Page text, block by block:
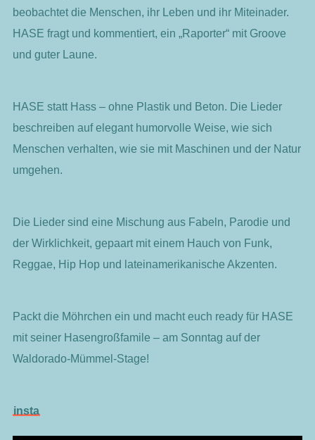
beobachtet die Menschen, ihr Leben und ihr Miteinader.
HASE fragt und kommentiert, ein „Raporter“ mit Groove
und guter Laune.
HASE statt Hass – ohne Plastik und Beton. Die Lieder
beschreiben auf elegant humorvolle Weise, wie sich
Menschen verhalten, wie sie mit Maschinen und der Natur
umgehen.
Die Lieder sind eine Mischung aus Fabeln, Parodie und
der Wirklichkeit, gepaart mit einem Hauch von Funk,
Reggae, Hip Hop und lateinamerikanische Akzenten.
Packt die Möhrchen ein und macht euch ready für HASE
mit seiner Hasengroßfamile – am Sonntag auf der
Waldorado-Mümmel-Stage!
insta